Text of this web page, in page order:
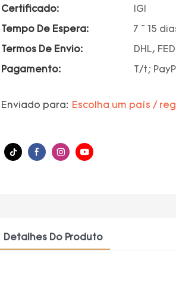
Certificado: IGI
Tempo De Espera: 7 ~ 15
Termos De Envio: DHL,
Pagamento: T/t;
Enviado para: Escolha um país /
Detalhes Do Produto